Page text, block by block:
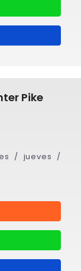
Pike
/ jueves /